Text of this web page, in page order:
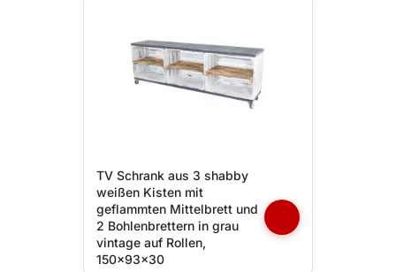
TV Schrank aus 3 shabby
weißen Kisten mit
geflammten Mittelbrett und
2 Bohlenbrettern in grau
vintage auf Rollen,
150x93x30